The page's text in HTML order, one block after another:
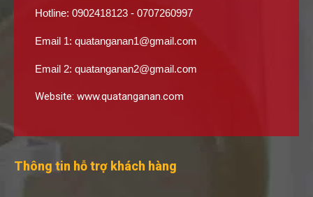
Hotline: 0902418123 - 0707260997
Email 1: quatanganan1@gmail.com
Email 2: quatanganan2@gmail.com
Website: www.quatanganan.com
Thông tin hỗ trợ khách hàng